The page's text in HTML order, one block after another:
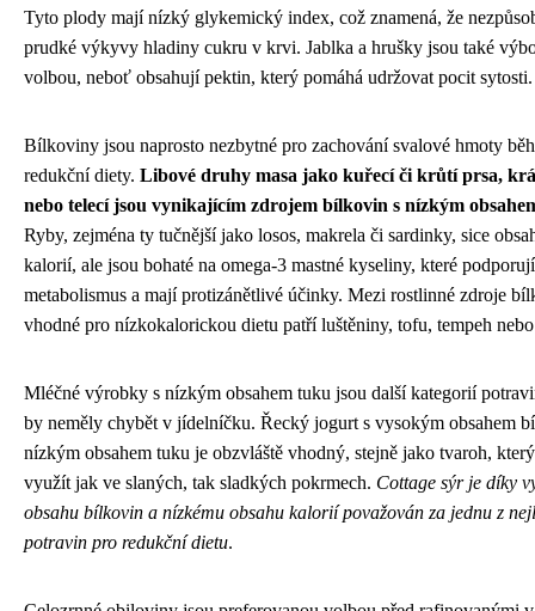
Tyto plody mají nízký glykemický index, což znamená, že
prudké výkyvy hladiny cukru v krvi. Jablka a hrušky jsou také
volbou, neboť obsahují pektin, který pomáhá udržovat pocit sytosti.
Bílkoviny jsou naprosto nezbytné pro zachování svalové hmoty
redukční diety. Libové druhy masa jako kuřecí či krůtí prsa,
nebo telecí jsou vynikajícím zdrojem bílkovin s nízkým
Ryby, zejména ty tučnější jako losos, makrela či sardinky, sice
kalorií, ale jsou bohaté na omega-3 mastné kyseliny, které podporují
metabolismus a mají protizánětlivé účinky. Mezi rostlinné zdroje
vhodné pro nízkokalorickou dietu patří luštěniny, tofu, tempeh
Mléčné výrobky s nízkým obsahem tuku jsou další kategorií
by neměly chybět v jídelníčku. Řecký jogurt s vysokým obsahem
nízkým obsahem tuku je obzvláště vhodný, stejně jako tvaroh,
využít jak ve slaných, tak sladkých pokrmech. Cottage sýr je díky
obsahu bílkovin a nízkému obsahu kalorií považován za jednu z
potravin pro redukční dietu.